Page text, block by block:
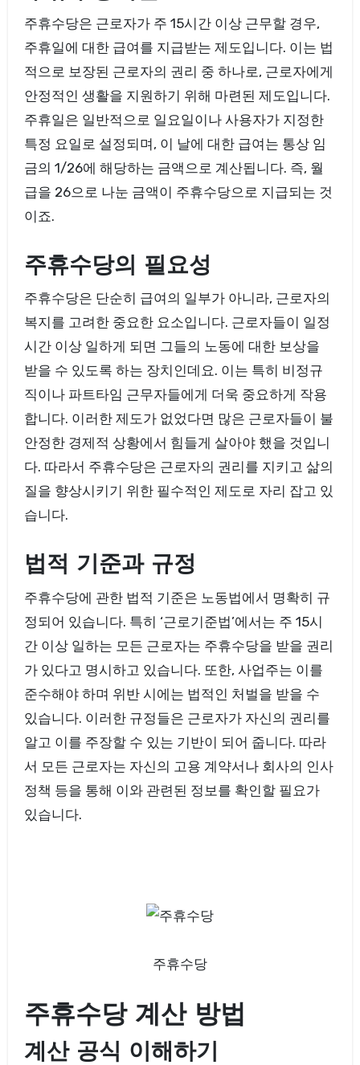
주휴수당은 근로자가 주 15시간 이상 근무할 경우,
주휴일에 대한 급여를 지급받는 제도입니다. 이는 법
적으로 보장된 근로자의 권리 중 하나로, 근로자에게
안정적인 생활을 지원하기 위해 마련된 제도입니다.
주휴일은 일반적으로 일요일이나 사용자가 지정한
특정 요일로 설정되며, 이 날에 대한 급여는 통상 임
금의 1/26에 해당하는 금액으로 계산됩니다. 즉, 월
급을 26으로 나눈 금액이 주휴수당으로 지급되는 것
이죠.
주휴수당의 필요성
주휴수당은 단순히 급여의 일부가 아니라, 근로자의
복지를 고려한 중요한 요소입니다. 근로자들이 일정
시간 이상 일하게 되면 그들의 노동에 대한 보상을
받을 수 있도록 하는 장치인데요. 이는 특히 비정규
직이나 파트타임 근무자들에게 더욱 중요하게 작용
합니다. 이러한 제도가 없었다면 많은 근로자들이 불
안정한 경제적 상황에서 힘들게 살아야 했을 것입니
다. 따라서 주휴수당은 근로자의 권리를 지키고 삶의
질을 향상시키기 위한 필수적인 제도로 자리 잡고 있
습니다.
법적 기준과 규정
주휴수당에 관한 법적 기준은 노동법에서 명확히 규
정되어 있습니다. 특히 ‘근로기준법’에서는 주 15시
간 이상 일하는 모든 근로자는 주휴수당을 받을 권리
가 있다고 명시하고 있습니다. 또한, 사업주는 이를
준수해야 하며 위반 시에는 법적인 처벌을 받을 수
있습니다. 이러한 규정들은 근로자가 자신의 권리를
알고 이를 주장할 수 있는 기반이 되어 줍니다. 따라
서 모든 근로자는 자신의 고용 계약서나 회사의 인사
정책 등을 통해 이와 관련된 정보를 확인할 필요가
있습니다.
주휴수당
주휴수당 계산 방법
계산 공식 이해하기